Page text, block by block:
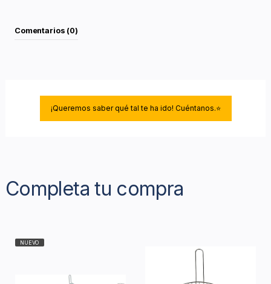
Comentarios (0)
¡Queremos saber qué tal te ha ido! Cuéntanos.⭐
Completa tu compra
NUEVO